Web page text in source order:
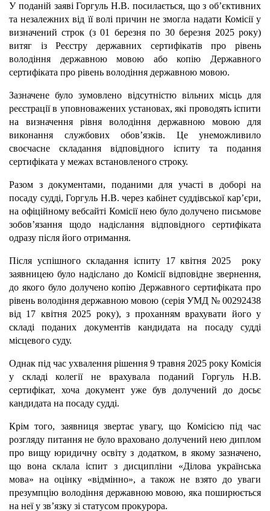
У поданій заяві Горгуль Н.В. посилається, що з об’єктивних
та незалежних від її волі причин не змогла надати Комісії у
визначений строк (з 01 березня по 30 березня 2025 року)
витяг із Реєстру державних сертифікатів про рівень
володіння державною мовою або копію Державного
сертифіката про рівень володіння державною мовою.
Зазначене було зумовлено відсутністю вільних місць для
реєстрації в уповноважених установах, які проводять іспити
на визначення рівня володіння державною мовою для
виконання службових обов’язків. Це унеможливило
своєчасне складання відповідного іспиту та подання
сертифіката у межах встановленого строку.
Разом з документами, поданими для участі в доборі на
посаду судді, Горгуль Н.В. через кабінет суддівської кар’єри,
на офіційному вебсайті Комісії нею було долучено письмове
зобов’язання щодо надіслання відповідного сертифіката
одразу після його отримання.
Після успішного складання іспиту 17 квітня 2025 року
заявницею було надіслано до Комісії відповідне звернення,
до якого було долучено копію Державного сертифіката про
рівень володіння державною мовою (серія УМД № 00292438
від 17 квітня 2025 року), з проханням врахувати його у
складі поданих документів кандидата на посаду судді
місцевого суду.
Однак під час ухвалення рішення 9 травня 2025 року Комісія
у складі колегії не врахувала поданий Горгуль Н.В.
сертифікат, хоча документ уже був долучений до досьє
кандидата на посаду судді.
Крім того, заявниця звертає увагу, що Комісією під час
розгляду питання не було враховано долучений нею диплом
про вищу юридичну освіту з додатком, в якому зазначено,
що вона склала іспит з дисципліни «Ділова українська
мова» на оцінку «відмінно», а також не взято до уваги
презумпцію володіння державною мовою, яка поширюється
на неї у зв’язку зі статусом прокурора.